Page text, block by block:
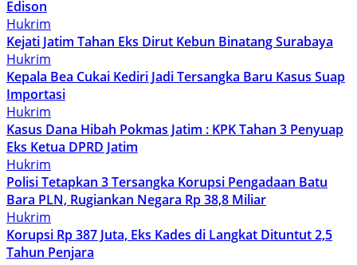
Edison
Hukrim
Kejati Jatim Tahan Eks Dirut Kebun Binatang Surabaya
Hukrim
Kepala Bea Cukai Kediri Jadi Tersangka Baru Kasus Suap
Importasi
Hukrim
Kasus Dana Hibah Pokmas Jatim : KPK Tahan 3 Penyuap
Eks Ketua DPRD Jatim
Hukrim
Polisi Tetapkan 3 Tersangka Korupsi Pengadaan Batu
Bara PLN, Rugiankan Negara Rp 38,8 Miliar
Hukrim
Korupsi Rp 387 Juta, Eks Kades di Langkat Dituntut 2,5
Tahun Penjara